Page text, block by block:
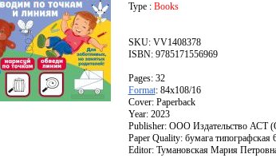
Type : Books
SKU: VV1408378
ISBN: 9785171556969
Pages: 32
Format: 84x108/16
Cover: Paperback
Year: 2023
Publisher: ООО Издательство АСТ
Paper Quality: бумага типографская
Editor: Тумановская Мария